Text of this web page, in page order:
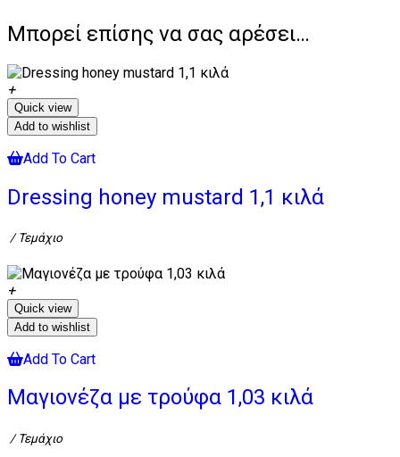
Μπορεί επίσης να σας αρέσει…
Quick view
Add to wishlist
Add To Cart
Dressing honey mustard 1,1 κιλά
/ Τεμάχιο
Quick view
Add to wishlist
Add To Cart
Μαγιονέζα με τρούφα 1,03 κιλά
/ Τεμάχιο